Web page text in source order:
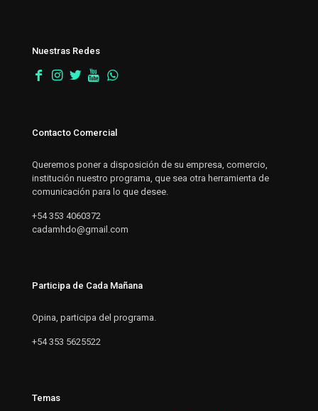
Nuestras Redes
Contacto Comercial
Queremos poner a disposición de su empresa, comercio,
institución nuestro programa, que sea otra herramienta de
comunicación para lo que desee.
+54 353 4060372
cadamhdo@gmail.com
Participa de Cada Mañana
Opina, participa del programa.
+54 353 5625522
Temas